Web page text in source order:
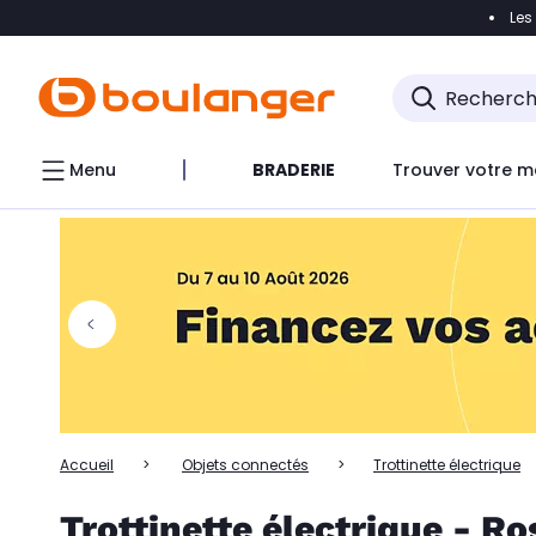
Accéder
Accéder directement au chatbot
Menu BRADERIE Trouver votre
Accueil Objets connectés Trottinette électrique